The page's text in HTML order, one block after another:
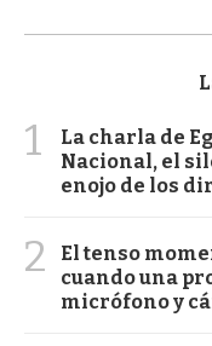
1
La charla de
Nacional, el
enojo de los
2
El tenso
cuando una
micrófono y